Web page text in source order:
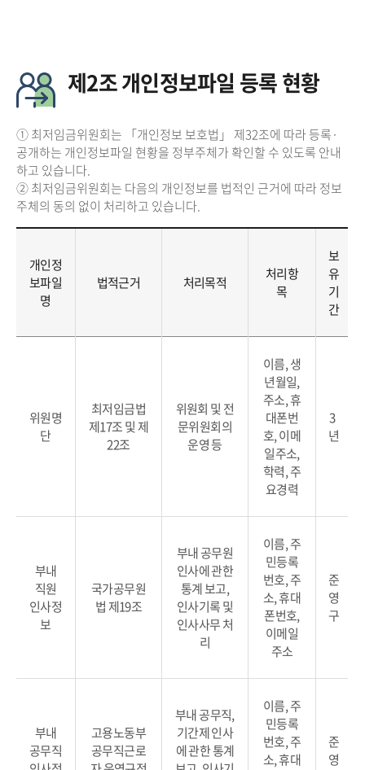
제2조 개인정보파일 등록 현황
① 최저임금위원회는 「개인정보 보호법」 제32조에 따라 등록·
공개하는 개인정보파일 현황을 정부주체가 확인할 수 있도록 안내
하고 있습니다.
② 최저임금위원회는 다음의 개인정보를 법적인 근거에 따라 정보
주체의 동의 없이 처리하고 있습니다.
개인정
보파일
명
법적근거 처리목적
처리항
목
보
유
기
간
위원명
단
최저임금법
제17조 및 제
22조
위원회 및 전
문위원회의
운영 등
이름, 생
년월일,
주소, 휴
대폰번
호, 이메
일주소,
학력, 주
요경력
3
년
부내
직원
인사정
보
국가공무원
법 제19조
부내 공무원
인사에 관한
통계 보고,
인사기록 및
인사사무 처
리
이름, 주
민등록
번호, 주
소, 휴대
폰번호,
이메일
주소
준
영
구
부내
공무직
고용노동부
공무직근로
부내 공무직,
기간제 인사
에 관한 통계
이름, 주
민등록
번호, 주
소, 휴대
준
영